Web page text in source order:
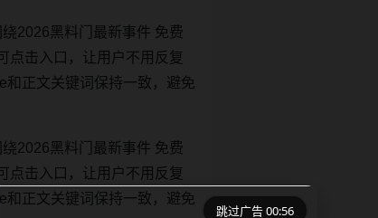
2026黑料门最新事件 免费
点击入口，让用户不用反复
和正文关键词保持一致，避免
2026黑料门最新事件 免费
点击入口，让用户不用反复
和正文关键词保持一致，避免
跳过广告 00:56